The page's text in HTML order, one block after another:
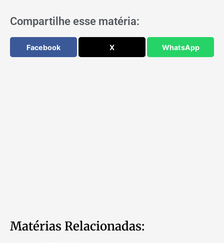
Compartilhe esse matéria:
Facebook X WhatsApp
Matérias Relacionadas: